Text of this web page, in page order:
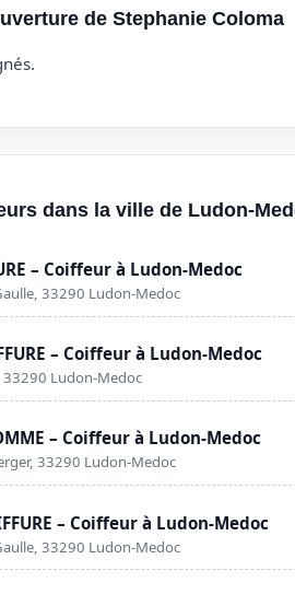
de Stephanie Coloma
dans la ville de Ludon-
– Coiffeur à Ludon-Medoc
33290 Ludon-Medoc
– Coiffeur à Ludon-Medoc
33290 Ludon-Medoc
– Coiffeur à Ludon-Medoc
33290 Ludon-Medoc
– Coiffeur à Ludon-Medoc
33290 Ludon-Medoc